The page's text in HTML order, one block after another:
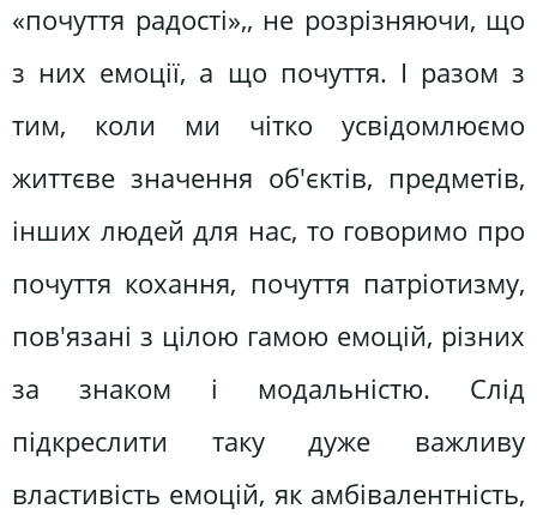
«почуття радості»,, не розрізняючи, що
з них емоції, а що почуття. І разом з
тим, коли ми чітко усвідомлюємо
життєве значення об'єктів, предметів,
інших людей для нас, то говоримо про
почуття кохання, почуття патріотизму,
пов'язані з цілою гамою емоцій, різних
за знаком і модальністю. Слід
підкреслити таку дуже важливу
властивість емоцій, як амбівалентність,